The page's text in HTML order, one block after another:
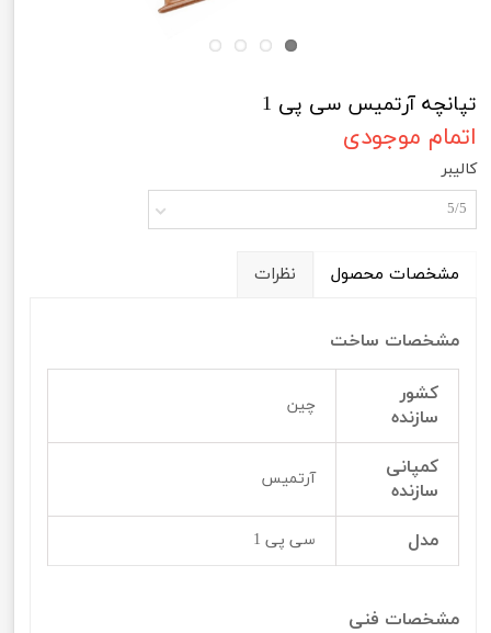
تپانچه آرتمیس سی پی 1
اتمام موجودی
کالیبر
5/5
مشخصات محصول نظرات
مشخصات ساخت
کشور
سازنده
چین
کمپانی
سازنده
آرتمیس
مدل سی پی 1
مشخصات فنی